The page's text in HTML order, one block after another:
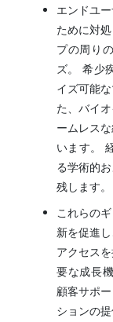
エンドユ
ために対
プの周り
ズ。 希少
イズ可能
た、バイ
ームレス
います。
る学術的
残します。
これらの
新を促進
アクセス
要な成長
顧客サポ
ションの